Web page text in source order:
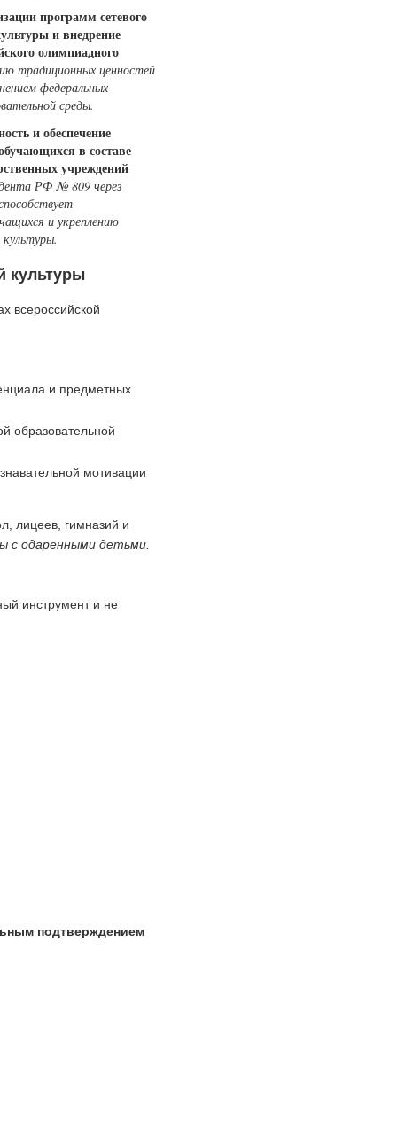
программ сетевого
и внедрение
олимпиадного
традиционных ценностей
федеральных
среды.
и обеспечение
в составе
учреждений
РФ № 809 через
и укреплению
культуры
всероссийской
и предметных
образовательной
мотивации
лицеев, гимназий и
с одаренными детьми.
инструмент и не
подтверждением